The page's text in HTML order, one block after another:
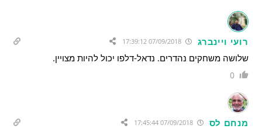
רועי ויינברג
שלושה משחקים נהדרים. נדאל-דלפו יכול להיות מצויין.
0
מנחם לס 07/09/2018 17:45:44